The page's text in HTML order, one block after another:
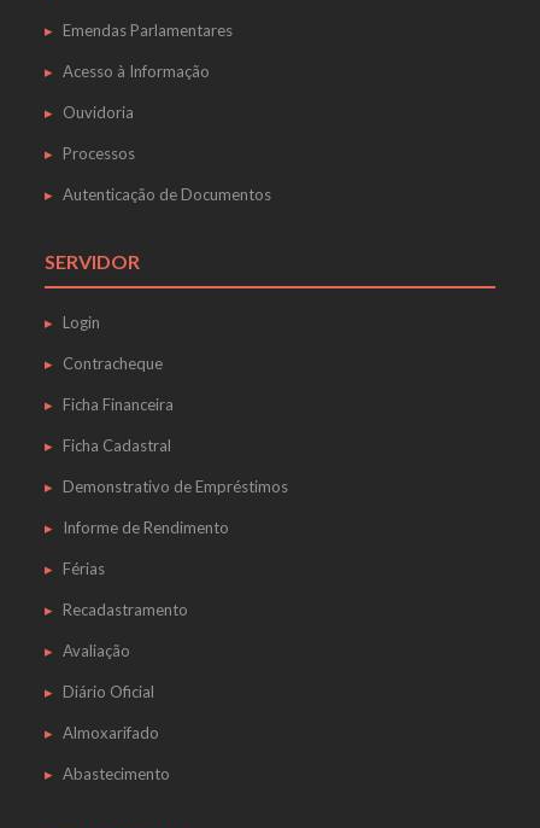
Emendas Parlamentares
Acesso à Informação
Ouvidoria
Processos
Autenticação de Documentos
SERVIDOR
Login
Contracheque
Ficha Financeira
Ficha Cadastral
Demonstrativo de Empréstimos
Informe de Rendimento
Férias
Recadastramento
Avaliação
Diário Oficial
Almoxarifado
Abastecimento